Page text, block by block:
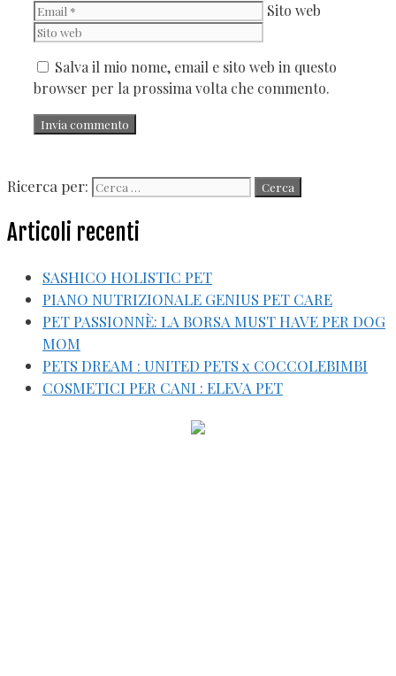
Sito web
Salva il mio nome, email e sito web in questo
browser per la prossima volta che commento.
Ricerca per:
Articoli recenti
SASHICO HOLISTIC PET
PIANO NUTRIZIONALE GENIUS PET CARE
PET PASSIONNÈ: LA BORSA MUST HAVE PER DOG
MOM
PETS DREAM : UNITED PETS x COCCOLEBIMBI
COSMETICI PER CANI : ELEVA PET